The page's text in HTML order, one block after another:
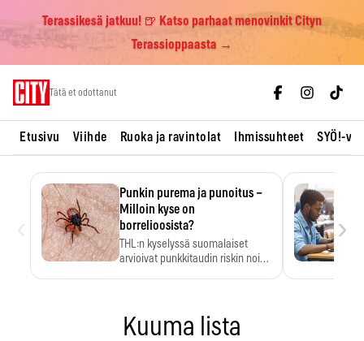
Terassikesä jatkuu! 🍺 Katso parhaat menovinkit Cityn
Terassioppaasta →
Tätä et odottanut
Etusivu Viihde Ruoka ja ravintolat Ihmissuhteet SYÖ!-
Punkin purema ja punoitus –
Milloin kyse on
borrelioosista?
THL:n kyselyssä suomalaiset
arvioivat punkkitaudin riskin noin
›
Kuuma lista